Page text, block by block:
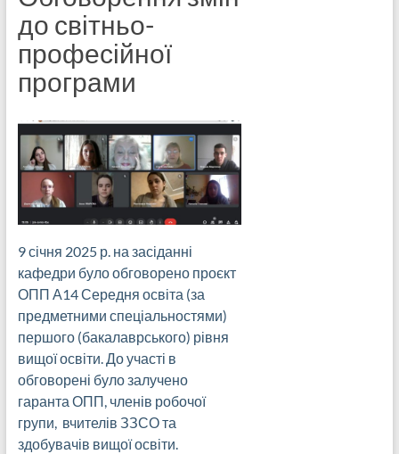
до світньо-
професійної
програми
9 січня 2025 р. на засіданні
кафедри було обговорено проєкт
ОПП А14 Середня освіта (за
предметними спеціальностями)
першого (бакалаврського) рівня
вищої освіти. До участі в
обговорені було залучено
гаранта ОПП, членів робочої
групи, вчителів ЗЗСО та
здобувачів вищої освіти.